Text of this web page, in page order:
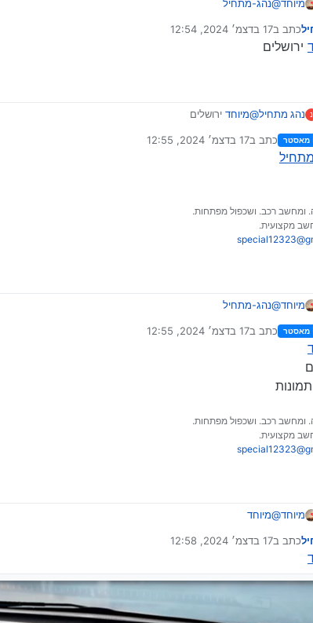
מיוחד@נהג-מתחיל
צריך לראות בשביל לומר
הכי טוב תעלה תמונה של החלקים ואיפה נשבר
כתב ב17 בדצמ׳ 2024, 12:54
נערך לאחרונה על ידי
ירושלים
נ נהג מתחיל@מיוחד ירושלים
מאסטר כתב ב17 בדצמ׳ 2024, 12:55
נערך לאחרונה על ידי
ומחשב רכב. ושכפול מפתחות.
מקצועית.
מיוחד@נהג-מתחיל
מאסטר כתב ב17 בדצמ׳ 2024, 12:55
נערך לאחרונה על ידי
ומחשב רכב. ושכפול מפתחות.
מקצועית.
מיוחד@מיוחד
לשלוח תמונותכתב ב17 בדצמ׳ 2024, 12:58
נערך לאחרונה על ידי